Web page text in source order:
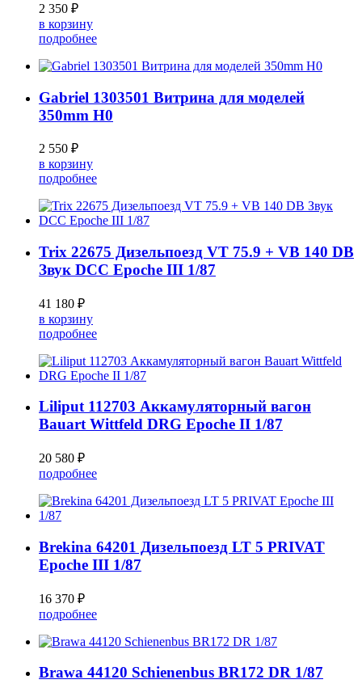
2 350 ₽
в корзину
подробнее
Gabriel 1303501 Витрина для моделей
350mm H0
2 550 ₽
в корзину
подробнее
Trix 22675 Дизельпоезд VT 75.9 + VB 140 DB
Звук DCC Epoche III 1/87
41 180 ₽
в корзину
подробнее
Liliput 112703 Аккамуляторный вагон
Bauart Wittfeld DRG Epoche II 1/87
20 580 ₽
подробнее
Brekina 64201 Дизельпоезд LT 5 PRIVAT
Epoche III 1/87
16 370 ₽
подробнее
Brawa 44120 Schienenbus BR172 DR 1/87